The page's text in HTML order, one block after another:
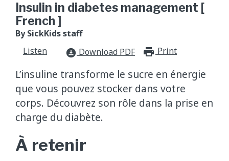
Insulin in diabetes management [
French ]
By SickKids staff
Listen
download_for_offline Download PDF Print
L’insuline transforme le sucre en énergie
que vous pouvez stocker dans votre
corps. Découvrez son rôle dans la prise en
charge du diabète.
À retenir